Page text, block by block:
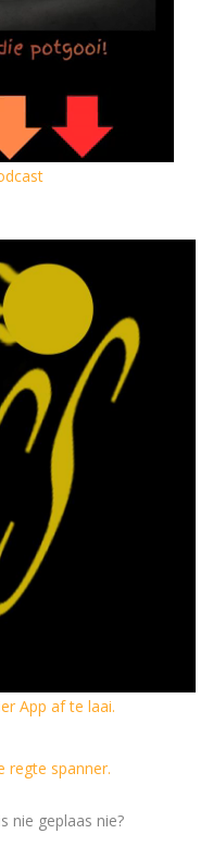
App af te laai.
regte spanner.
nie geplaas nie?